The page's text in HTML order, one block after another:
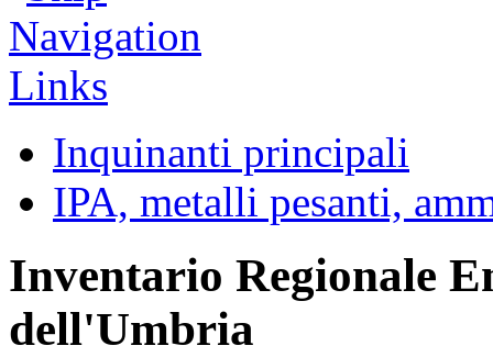
Inquinanti principali
IPA, metalli pesanti,
Inventario Regionale
dell'Umbria